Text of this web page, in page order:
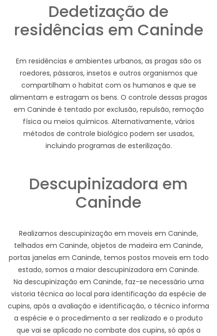
Dedetização de
residências em Caninde
Em residências e ambientes urbanos, as pragas são os
roedores, pássaros, insetos e outros organismos que
compartilham o habitat com os humanos e que se
alimentam e estragam os bens. O controle dessas pragas
em Caninde é tentado por exclusão, repulsão, remoção
física ou meios químicos. Alternativamente, vários
métodos de controle biológico podem ser usados,
incluindo programas de esterilização.
Descupinizadora em
Caninde
Realizamos descupinização em moveis em Caninde,
telhados em Caninde, objetos de madeira em Caninde,
portas janelas em Caninde, temos postos moveis em todo
estado, somos a maior descupinizadora em Caninde.
Na descupinização em Caninde, faz-se necessário uma
vistoria técnica ao local para identificação da espécie de
cupins, após a avaliação e identificação, o técnico informa
a espécie e o procedimento a ser realizado e o produto
que vai se aplicado no combate dos cupins, só após a